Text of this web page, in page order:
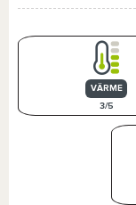
VÄRME
3/5